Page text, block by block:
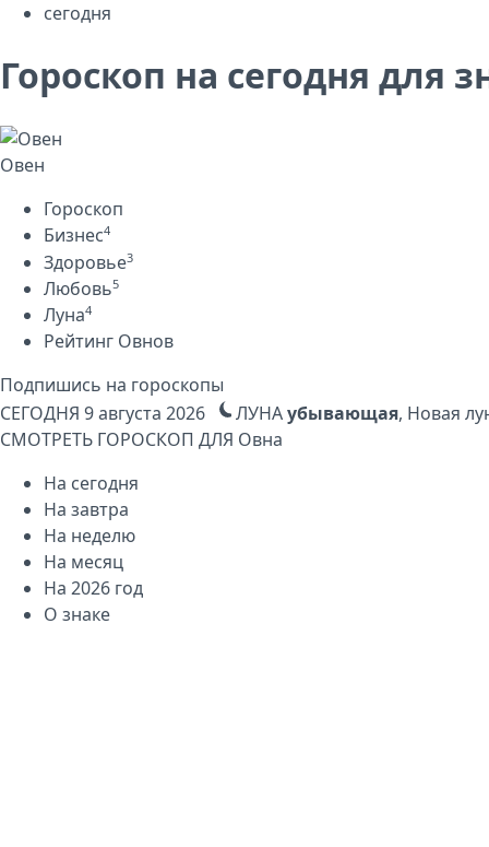
сегодня
Гороскоп на сегодня для
Овен
Гороскоп
Бизнес4
Здоровье3
Любовь5
Луна4
Рейтинг Овнов
Подпишись на гороскопы
СЕГОДНЯ 9 августа 2026 ЛУНАубывающая, Новая
СМОТРЕТЬ ГОРОСКОП ДЛЯ Овна
На сегодня
На завтра
На неделю
На месяц
На 2026 год
О знаке